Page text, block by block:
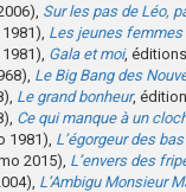
Sur les pas de Léo,
Les jeunes
Gala et moi,
Le Big Bang des
Le grand bonheur,
Ce qui manque à un
1981), L’égorgeur des
2015), L’envers des
L’Ambigu Monsieur